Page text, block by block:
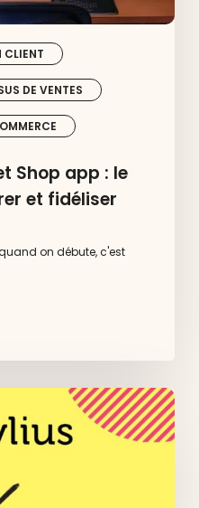
CLIENT
DE VENTES
Shop app : le
et fidéliser
on débute, c'est